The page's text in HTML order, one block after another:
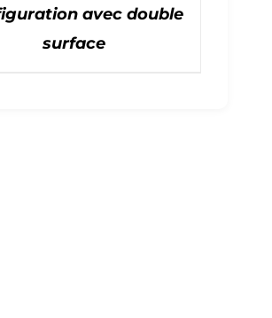
avec double
surface